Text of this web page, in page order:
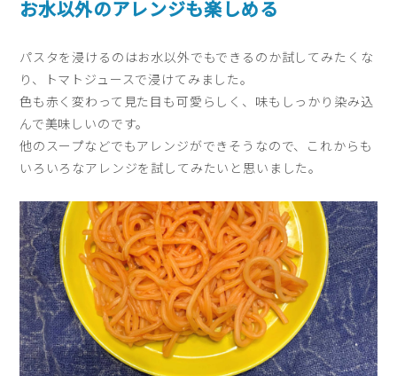
お水以外のアレンジも楽しめる
パスタを浸けるのはお水以外でもできるのか試してみたくな
り、トマトジュースで浸けてみました。
色も赤く変わって見た目も可愛らしく、味もしっかり染み込
んで美味しいのです。
他のスープなどでもアレンジができそうなので、これからも
いろいろなアレンジを試してみたいと思いました。